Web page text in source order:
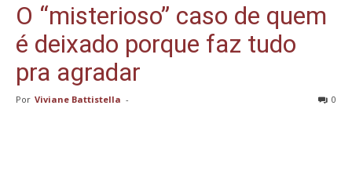
O “misterioso” caso de quem
é deixado porque faz tudo
pra agradar
Por Viviane Battistella - 0